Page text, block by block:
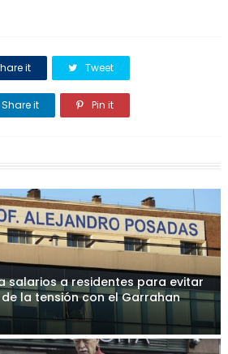
it Tweet
Share it Pin it
salarios a residentes para evitar
la tensión con el Garrahan